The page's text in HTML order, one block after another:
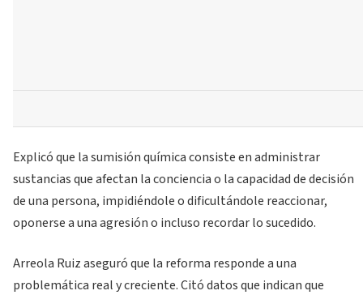
Explicó que la sumisión química consiste en administrar
sustancias que afectan la conciencia o la capacidad de decisión
de una persona, impidiéndole o dificultándole reaccionar,
oponerse a una agresión o incluso recordar lo sucedido.
Arreola Ruiz aseguró que la reforma responde a una
problemática real y creciente. Citó datos que indican que